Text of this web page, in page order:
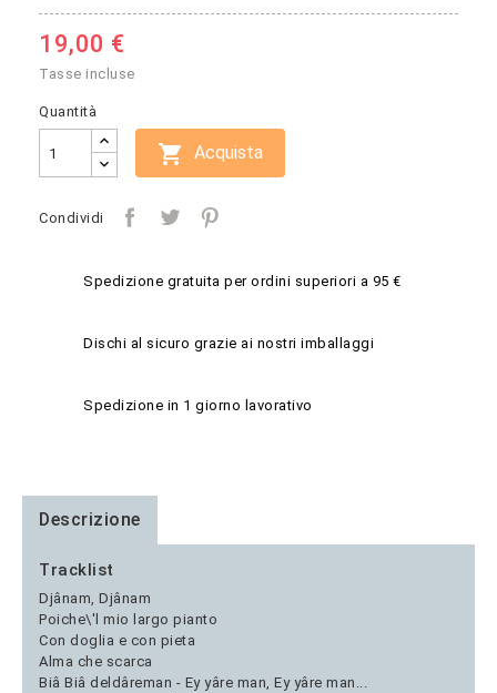
19,00 €
Tasse incluse
Quantità
 Acquista
Condividi
Spedizione gratuita per ordini superiori a 95 €
Dischi al sicuro grazie ai nostri imballaggi
Spedizione in 1 giorno lavorativo
Descrizione
Tracklist
Djânam, Djânam
Poiche\'l mio largo pianto
Con doglia e con pieta
Alma che scarca
Biâ Biâ deldâreman - Ey yâre man, Ey yâre man...